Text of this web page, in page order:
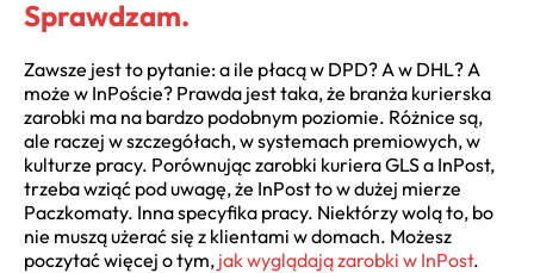
Sprawdzam.
Zawsze jest to pytanie: a ile płacą w DPD? A w DHL? A
może w InPoście? Prawda jest taka, że branża kurierska
zarobki ma na bardzo podobnym poziomie. Różnice są,
ale raczej w szczegółach, w systemach premiowych, w
kulturze pracy. Porównując zarobki kuriera GLS a InPost,
trzeba wziąć pod uwagę, że InPost to w dużej mierze
Paczkomaty. Inna specyfika pracy. Niektórzy wolą to, bo
nie muszą użerać się z klientami w domach. Możesz
poczytać więcej o tym, jak wyglądają zarobki w InPost.